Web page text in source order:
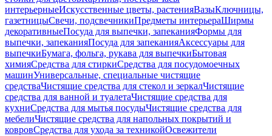
интерьерныеИскусственные цветы, растенияВазыКлючницы,
газетницыСвечи, подсвечникиПредметы интерьераШирмы
декоративныеПосуда для выпечки, запеканияФормы для
выпечки, запеканияПосуда для запеканияАксессуары для
выпечкиБумага, фольга, рукава для выпечкиБытовая
химияСредства для стиркиСредства для посудомоечных
машинУниверсальные, специальные чистящие
средстваЧистящие средства для стекол и зеркалЧистящие
средства для ванной и туалетаЧистящие средства для
кухниСредства для мытья посудыЧистящие средства для
мебелиЧистящие средства для напольных покрытий и
ковровСредства для ухода за техникойОсвежители